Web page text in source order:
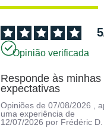
5
Opinião verificada
Responde às minhas
expectativas
Opiniões de07/08/2026
,
uma experiência de
12/07/2026 por Frédéric D.